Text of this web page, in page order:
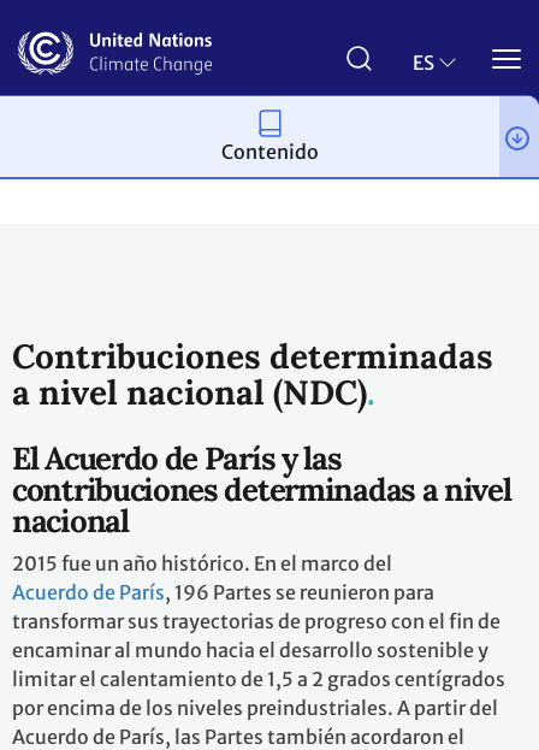
contenido
ES
Acuerdo de París
Contribuciones determinadas
a nivel nacional (NDC)
El Acuerdo de París y las
contribuciones determinadas a nivel
nacional
2015 fue un año histórico. En el marco del
Acuerdo de París, 196 Partes se reunieron para
transformar sus trayectorias de progreso con el fin de
encaminar al mundo hacia el desarrollo sostenible y
limitar el calentamiento de 1,5 a 2 grados centígrados
por encima de los niveles preindustriales. A partir del
Acuerdo de París, las Partes también acordaron el
Contenido